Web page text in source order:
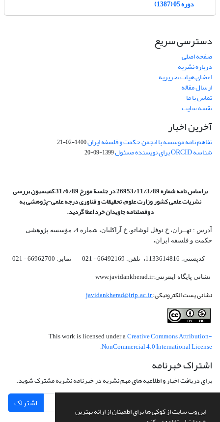
این وب سایت از کوکی ها برای اطمینان از ارائه بهترین
دوره 05 (1387)
دسترسی سریع
صفحه اصلی
درباره نشریه
اعضای هیات تحریریه
ارسال مقاله
تماس با ما
نقشه سایت
آخرین اخبار
تفاهم نامه موسسه با انجمن حکمت و فلسفه ایران1400-02-21
شناسه ORCID برای نویسنده مسئول 1399-09-20
براساس نامه شماره 26953/11/3/89 در جلسة مورخ 31/6/89 کمیسیون
بررسی
نشریات علمی کشور وزارت علوم، تحقیقات و فناوری درجه علمی‌-پژوهشیبه
دوفصلنامه جاویدان خرد اعطا گردید.
آدرس : تهــران، خ نوفل لوشاتو، خ آراکلیان، شماره 4،‌ مؤسسه پژوهشی
حکمت و فلسفه ایران،‌
کدپستی: 1133614816، تلفن: 66492169 - 021 نمابر: 66962700 - 021
نشانی پایگاه اینترنتی:www.javidankherad.ir
نشانی پست الکترونیکی:javidankherad@irip.ac.ir
This work is licensed under a Creative Commons Attribution-
NonCommercial 4.0 International License
اشتراک خبرنامه
برای دریافت اخبار و اطلاعیه های مهم نشریه در خبرنامه نشریه مشترک شوید.
اشتراک